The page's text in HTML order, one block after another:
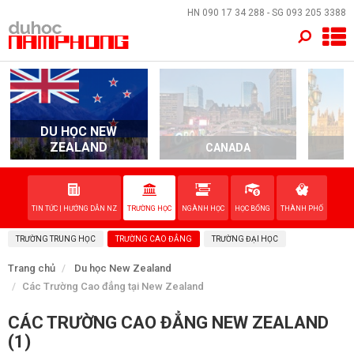
HN 090 17 34 288 - SG 093 205 3388
DU HỌC NEW
ZEALAND
CANADA
TIN TỨC | HƯỚNG DẪN NZ TRƯỜNG HỌC NGÀNH HỌC HỌC BỔNG THÀNH PHỐ
TRƯỜNG TRUNG HỌC TRƯỜNG CAO ĐẲNG TRƯỜNG ĐẠI HỌC
Trang chủ
Du học New Zealand
Các Trường Cao đẳng tại New Zealand
CÁC TRƯỜNG CAO ĐẲNG NEW ZEALAND
(1)
×
TRANG CHỦ
QUỐC GIA
DỊCH VỤ
VỀ NAM PHONG
LIÊN HỆ